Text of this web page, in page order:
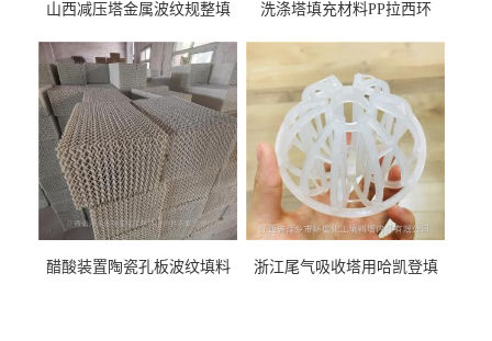
山西减压塔金属波纹规整填
料
洗涤塔填充材料PP拉西环
醋酸装置陶瓷孔板波纹填料
浙江尾气吸收塔用哈凯登填